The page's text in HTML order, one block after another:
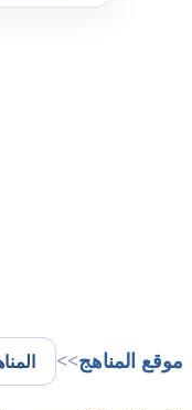
موقع المناهج>>